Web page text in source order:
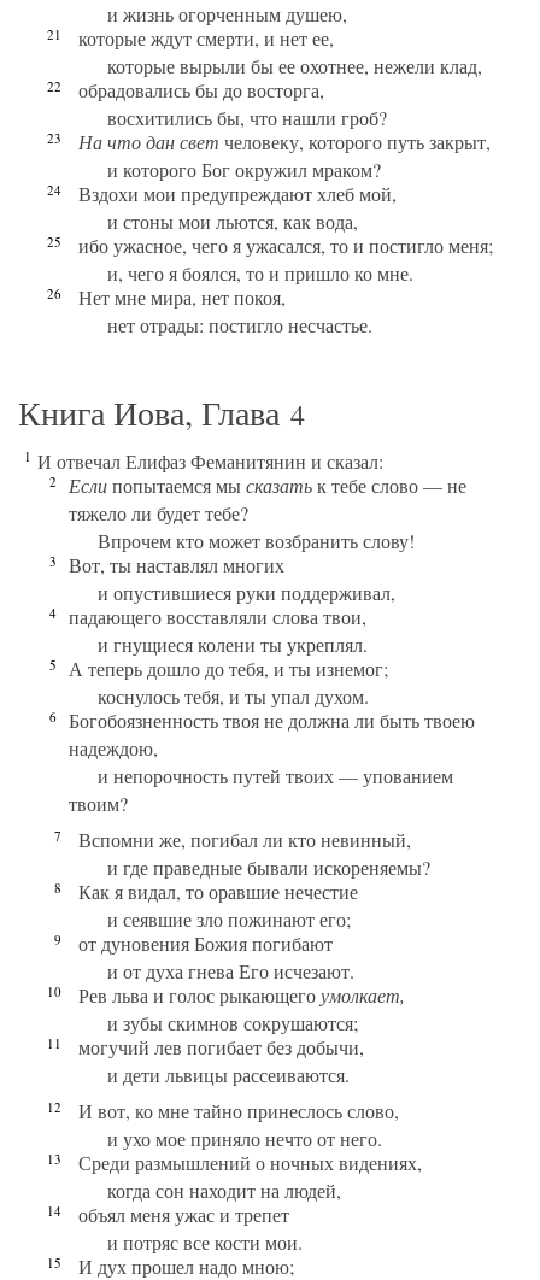
и жизнь огорченным душею,
21
которые ждут смерти, и нет ее,
которые вырыли бы ее охотнее, нежели клад,
22
обрадовались бы до восторга,
восхитились бы, что нашли гроб?
23 На что дан свет человеку, которого путь закрыт,
и которого Бог окружил мраком?
24
Вздохи мои предупреждают хлеб мой,
и стоны мои льются, как вода,
25
ибо ужасное, чего я ужасался, то и постигло меня;
и, чего я боялся, то и пришло ко мне.
26
Нет мне мира, нет покоя,
нет отрады: постигло несчастье.
Книга Иова, Глава 4
1 И отвечал Елифаз Феманитянин и сказал:
2 Еслипопытаемся мысказатьк тебе слово — не
тяжело ли будет тебе?
Впрочем кто может возбранить слову!
3
Вот, ты наставлял многих
и опустившиеся руки поддерживал,
4
падающего восставляли слова твои,
и гнущиеся колени ты укреплял.
5
А теперь дошло до тебя, и ты изнемог;
коснулось тебя, и ты упал духом.
6
Богобоязненность твоя не должна ли быть твоею
надеждою,
и непорочность путей твоих — упованием
твоим?
7
Вспомни же, погибал ли кто невинный,
и где праведные бывали искореняемы?
8
Как я видал, то оравшие нечестие
и сеявшие зло пожинают его;
9
от дуновения Божия погибают
и от духа гнева Его исчезают.
10 Рев льва и голос рыкающегоумолкает,
и зубы скимнов сокрушаются;
11
могучий лев погибает без добычи,
и дети львицы рассеиваются.
12
И вот, ко мне тайно принеслось слово,
и ухо мое приняло нечто от него.
13
Среди размышлений о ночных видениях,
когда сон находит на людей,
14
объял меня ужас и трепет
и потряс все кости мои.
15
И дух прошел надо мною;